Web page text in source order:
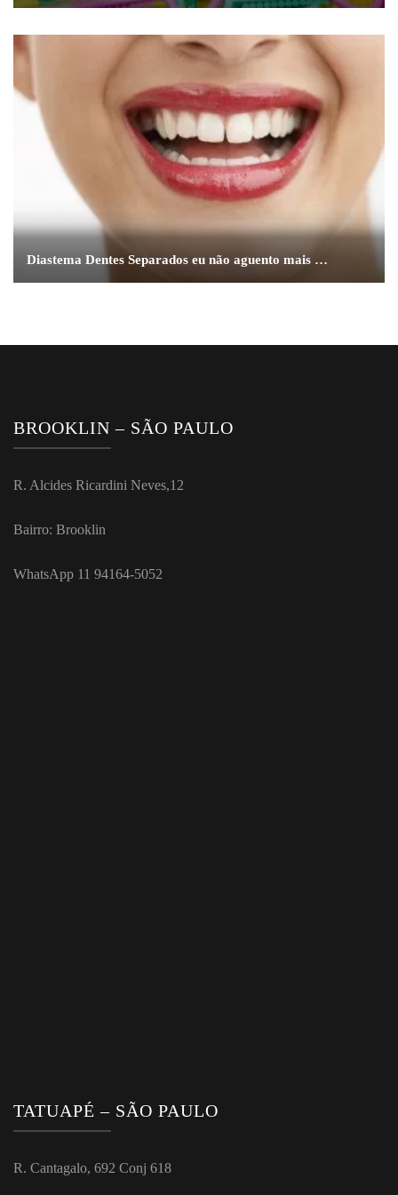
Diastema Dentes Separados eu não aguento mais …
BROOKLIN – SÃO PAULO
R. Alcides Ricardini Neves,12
Bairro: Brooklin
WhatsApp 11 94164-5052
TATUAPÉ – SÃO PAULO
R. Cantagalo, 692 Conj 618